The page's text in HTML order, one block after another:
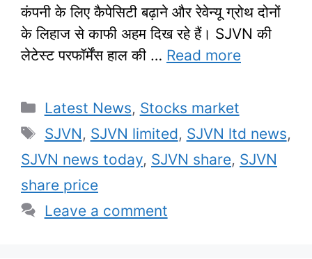
कंपनी के लिए कैपेसिटी बढ़ाने और रेवेन्यू ग्रोथ दोनों
के लिहाज से काफी अहम दिख रहे हैं। SJVN की
लेटेस्ट परफॉर्मेंस हाल की … Read more
Categories
Latest News, Stocks market
Tags
SJVN, SJVN limited, SJVN ltd news,
SJVN news today, SJVN share, SJVN
share price
Leave a comment